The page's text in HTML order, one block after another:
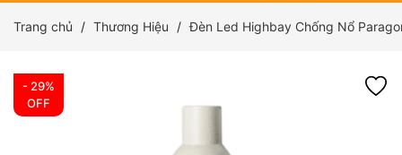
Trang chủ Thương Hiệu Đèn Led Highbay Chống Nổ
- 29%
OFF